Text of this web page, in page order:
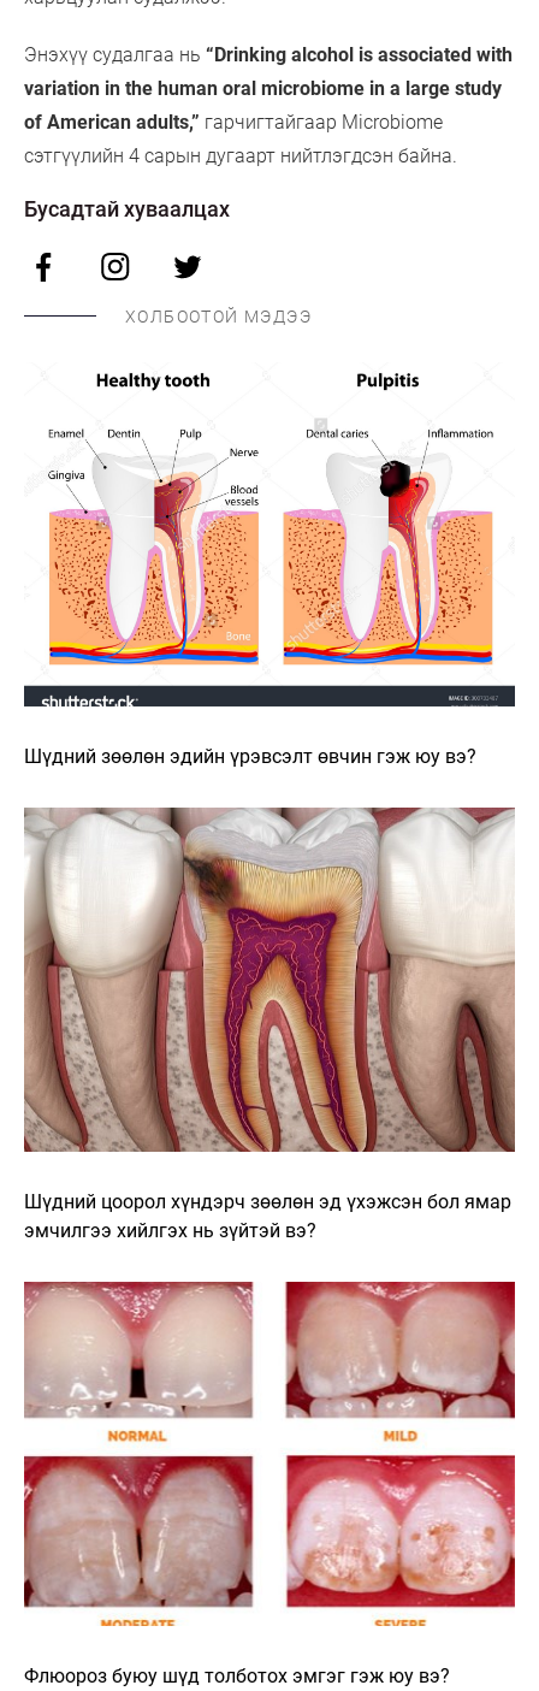
Энэхүү судалгаа нь “Drinking alcohol is associated with
variation in the human oral microbiome in a large study
of American adults,” гарчигтайгаар Microbiome
сэтгүүлийн 4 сарын дугаарт нийтлэгдсэн байна.
Бусадтай хуваалцах
ХОЛБООТОЙ МЭДЭЭ
Шүдний зөөлөн эдийн үрэвсэлт өвчин гэж юу вэ?
Шүдний цоорол хүндэрч зөөлөн эд үхэжсэн бол ямар
эмчилгээ хийлгэх нь зүйтэй вэ?
Флюороз буюу шүд толботох эмгэг гэж юу вэ?